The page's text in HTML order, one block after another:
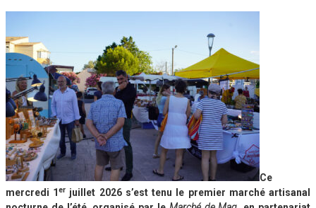
Ce
mercredi 1er juillet 2026 s’est tenu le premier marché artisanal